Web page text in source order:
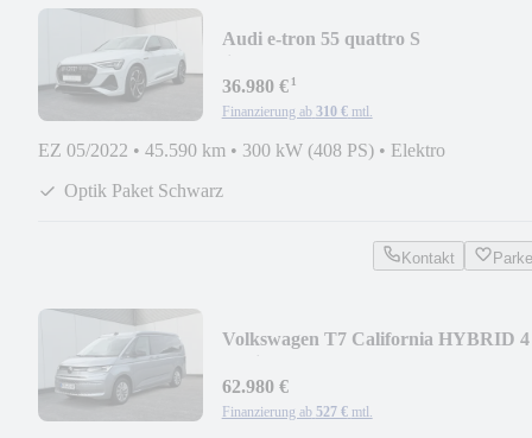
Audi e-tron 55 quattro S
36.980 €¹
Finanzierung ab 310 € mtl.
EZ 05/2022 • 45.590 km • 300 kW (408 PS) • Elektro
Optik Paket Schwarz
Kontakt
Volkswagen T7 California HYBRID 4
62.980 €
Finanzierung ab 527 € mtl.